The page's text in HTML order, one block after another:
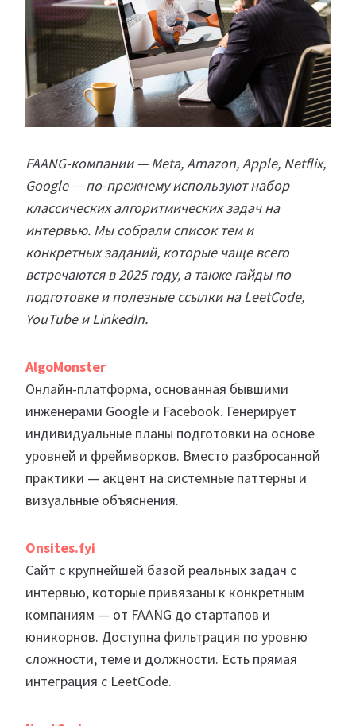
FAANG-компании — Meta, Amazon, Apple, Netflix,
Google — по-прежнему используют набор
классических алгоритмических задач на
интервью. Мы собрали список тем и
конкретных заданий, которые чаще всего
встречаются в 2025 году, а также гайды по
подготовке и полезные ссылки на LeetCode,
YouTube и LinkedIn.
AlgoMonster
Онлайн-платформа, основанная бывшими
инженерами Google и Facebook. Генерирует
индивидуальные планы подготовки на основе
уровней и фреймворков. Вместо разбросанной
практики — акцент на системные паттерны и
визуальные объяснения.
Onsites.fyi
Сайт с крупнейшей базой реальных задач с
интервью, которые привязаны к конкретным
компаниям — от FAANG до стартапов и
юникорнов. Доступна фильтрация по уровню
сложности, теме и должности. Есть прямая
интеграция с LeetCode.